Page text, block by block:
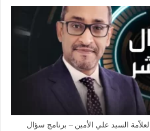
السيد علي الأمين – برنامج سؤال